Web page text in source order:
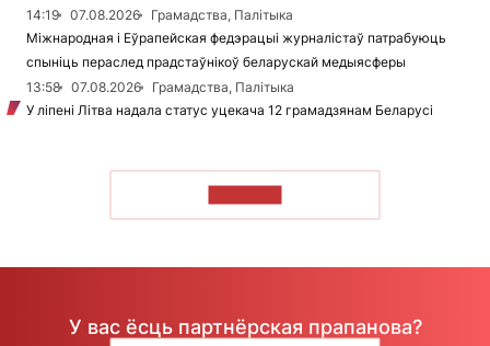
14:19
07.08.2026
Грамадства, Палітыка
Міжнародная і Еўрапейская федэрацыі журналістаў патрабуюць
спыніць пераслед прадстаўнікоў беларускай медыясферы
13:58
07.08.2026
Грамадства, Палітыка
У ліпені Літва надала статус уцекача 12 грамадзянам Беларусі
У вас ёсць партнёрская прапанова?